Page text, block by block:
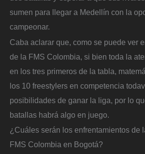
sumen para llegar a Medellín con la
campeonar.
Caba aclarar que, como se puede ver
de la FMS Colombia, si bien toda la
en los tres primeros de la tabla,
los 10 freestylers en competencia
posibilidades de ganar la liga, por lo
batallas habrá algo en juego.
¿Cuáles serán los enfrentamientos de
FMS Colombia en Bogotá?